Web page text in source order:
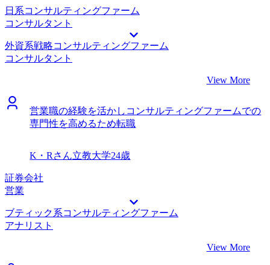
において、非常に実践的で効果的でした。特に石崎さんは、
コンサルティングファーム向けのケース面接対策を何度も実
施し、私の強みを引き出すための具体的なアドバイスを提供
してくださいました。結果として、私自身のキャリアの再構
築に大きな自信を与えてくれたと感じています。 自分がや
れら全てが、高い解像度で私の手元に来たことは、転職活動
において最も大きな収穫であると考えています。 驕りがあ
ったことは反省点です。自分なら少し対策をすればいけるだ
ろうという根拠のない自信があり、そのせいで落ちてしまっ
たからよいものの、軽率であったと考えております。 転職
前は年収550万円、転職後は年収600万円になりました。
日系コンサルティングファーム
コンサルタント
外資系戦略コンサルティングファーム
コンサルタント
View More
営業職の経験を活かしコンサルティングファームでの
専門性を高めるため転職
K・Rさん立教大学24歳
証券会社
営業
ブティック系コンサルティングファーム
アナリスト
View More